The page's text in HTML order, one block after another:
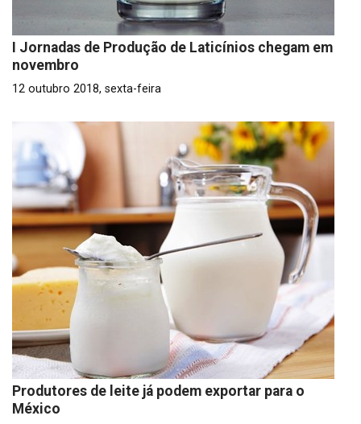
I Jornadas de Produção de Laticínios chegam em
novembro
12 outubro 2018, sexta-feira
Produtores de leite já podem exportar para o
México